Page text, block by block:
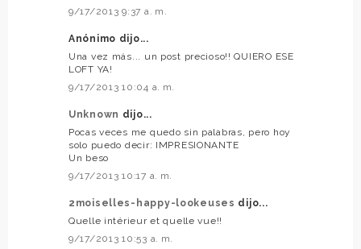
9/17/2013 9:37 a. m.
Anónimo dijo...
Una vez más... un post precioso!! QUIERO ESE
LOFT YA!
9/17/2013 10:04 a. m.
Unknown dijo...
Pocas veces me quedo sin palabras, pero hoy
solo puedo decir: IMPRESIONANTE
Un beso
9/17/2013 10:17 a. m.
2moiselles-happy-lookeuses dijo...
Quelle intérieur et quelle vue!!
9/17/2013 10:53 a. m.